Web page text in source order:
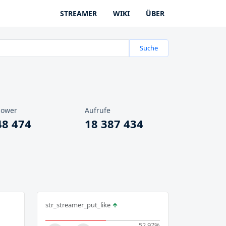
STREAMER WIKI ÜBER
Suche
474
Aufrufe
18 387 434
str_streamer_put_like